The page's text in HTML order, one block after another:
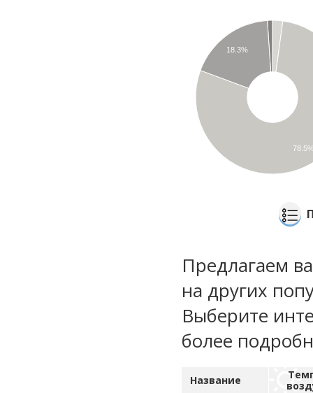
18.3%
Предлагаем
на других
Выберите
более
Название